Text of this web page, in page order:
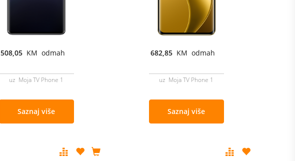
508,05 KM odmah
uz Moja TV Phone 1
Saznaj više
682,85 KM odmah
uz Moja TV Phone 1
Saznaj više